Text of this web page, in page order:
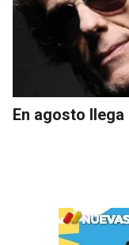
En agosto llega